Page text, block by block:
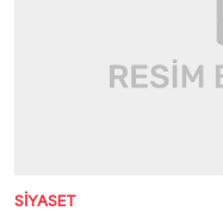
SIYASET